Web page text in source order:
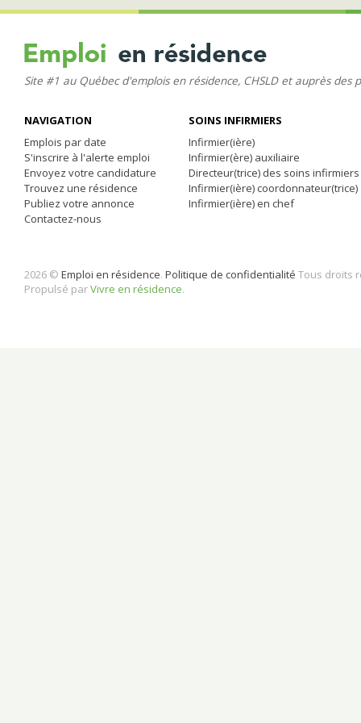
Site #1 au Québec d'emplois en résidence, CHSLD et auprès des
NAVIGATION
Emplois par date
S'inscrire à l'alerte emploi
Envoyez votre candidature
Trouvez une résidence
Publiez votre annonce
Contactez-nous
SOINS INFIRMIERS
Infirmier(ière)
Infirmier(ère) auxiliaire
Directeur(trice) des soins infirmiers
Infirmier(ière) coordonnateur(trice)
Infirmier(ière) en chef
2026 © Emploi en résidence. Politique de confidentialité Tous droits
Propulsé parVivre en résidence.